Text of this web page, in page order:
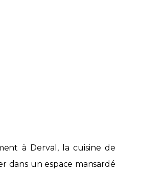
à Derval, la cuisine de
dans un espace mansardé